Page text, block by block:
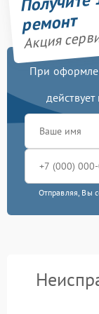
ремонт
Акция
При
Отправляя, Вы